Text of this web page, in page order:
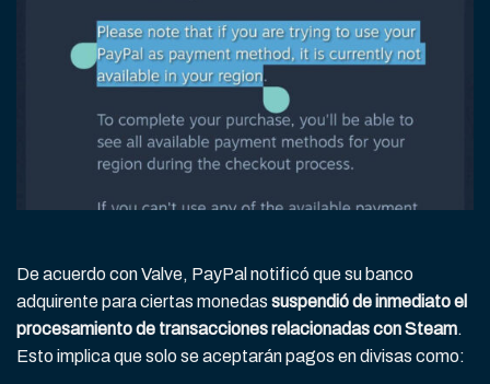
De acuerdo con Valve, PayPal notificó que su banco
adquirente para ciertas monedas suspendió de inmediato el
procesamiento de transacciones relacionadas con Steam.
Esto implica que solo se aceptarán pagos en divisas como: